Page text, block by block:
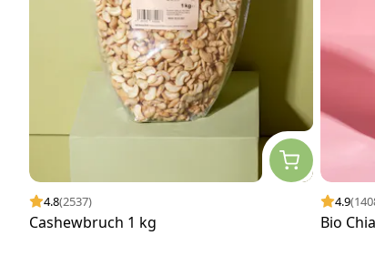
4.8(2537)
Cashewbruch 1 kg
4.9
Bio